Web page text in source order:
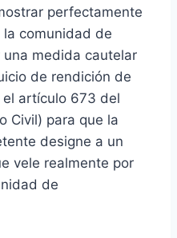
perfectamente
comunidad de
medida cautelar
de rendición de
artículo 673 del
Civil) para que la
designe a un
vele realmente por
de